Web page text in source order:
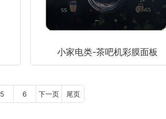
小家电类-茶吧机彩膜面板
5 6 下一页 尾页